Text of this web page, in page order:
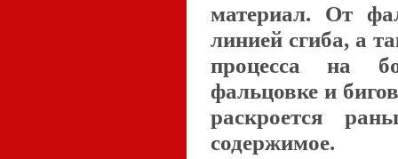
материал. От
линией сгиба, а
процесса на
фальцовке и
раскроется
содержимое.